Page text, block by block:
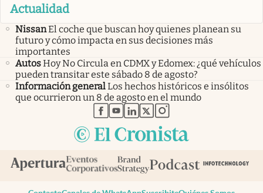
Actualidad
NissanEl coche que buscan hoy quienes planean su
futuro y cómo impacta en sus decisiones más
importantes
AutosHoy No Circula en CDMX y Edomex: ¿qué vehículos
pueden transitar este sábado 8 de agosto?
Información generalLos hechos históricos e insólitos
que ocurrieron un 8 de agosto en el mundo
abre en nueva pestaña
abre en nueva pestaña
abre en nueva pestaña
abre en nueva pestaña
abre en nueva pestaña